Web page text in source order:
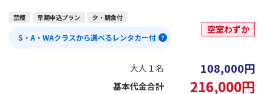
禁煙 早期申込プラン 夕・朝食付
S・A・WAクラスから選べるレンタカー付
空室わずか
大人１名 108,000円
基本代金合計 216,000円